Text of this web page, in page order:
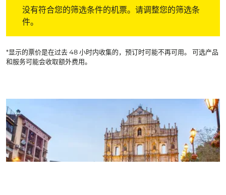
没有符合您的筛选条件的机票。请调整您的筛选条
件。
*显示的票价是在过去 48 小时内收集的，预订时可能不再可用。 可选产品
和服务可能会收取额外费用。